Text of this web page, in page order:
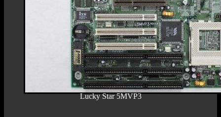
Lucky Star 5MVP3